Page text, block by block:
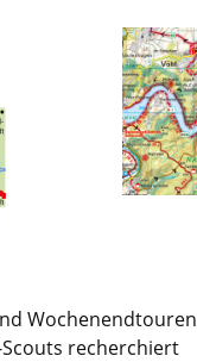
Wochenendtouren
recherchiert